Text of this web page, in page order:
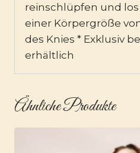
reinschlüpfen und los
einer Körpergröße
des Knies * Exklusiv
erhältlich
Ähnliche Produkte